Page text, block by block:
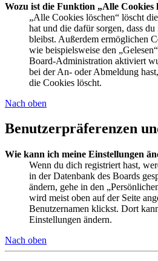
Wozu ist die Funktion „Alle Cookies
„Alle Cookies löschen“ löscht
hat und die dafür sorgen, dass
bleibst. Außerdem ermöglichen
wie beispielsweise den
Board-Administration aktiviert
bei der An- oder Abmeldung
die Cookies löscht.
Nach oben
Benutzerpräferenzen
Wie kann ich meine Einstellungen
Wenn du dich registriert hast,
in der Datenbank des Boards
ändern, gehe in den
wird meist oben auf der Seite
Benutzernamen klickst. Dort
Einstellungen ändern.
Nach oben